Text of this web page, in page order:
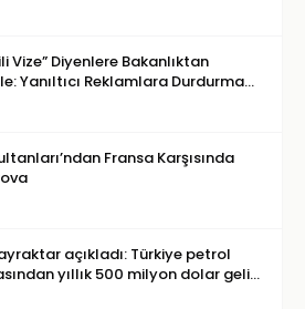
Vize” Diyenlere Bakanlıktan
Yanıltıcı Reklamlara Durdurma
Fransa Karşısında
açıkladı: Türkiye petrol
yıllık 500 milyon dolar gelir